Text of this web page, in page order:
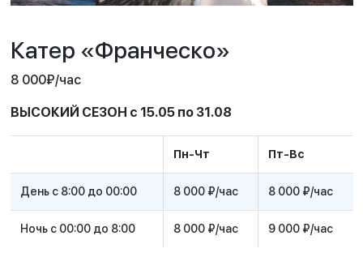
Катер «Франческо»
8 000₽/час
ВЫСОКИЙ СЕЗОН с 15.05 по 31.08
Пн-Чт Пт-Вс
День с 8:00 до 00:00 8 000 ₽/час 8 000 ₽/час
Ночь с 00:00 до 8:00 8 000 ₽/час 9 000 ₽/час